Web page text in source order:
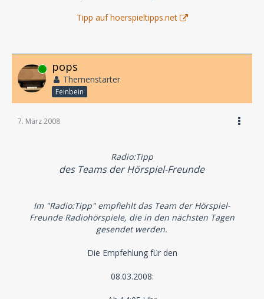
Tipp auf hoerspieltipps.net
Online pops
Themenstarter
Feinbein
7. März 2008
Radio:Tipp
des Teams der Hörspiel-Freunde
Im "Radio:Tipp" empfiehlt das Team der Hörspiel-
Freunde Radiohörspiele, die in den nächsten Tagen
gesendet werden.
Die Empfehlung für den
08.03.2008: